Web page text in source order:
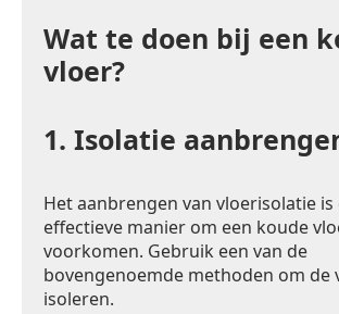
Wat te doen bij een
vloer?
1. Isolatie
Het aanbrengen van vloerisolatie is
effectieve manier om een koude
voorkomen. Gebruik een van de
bovengenoemde methoden om de
isoleren.